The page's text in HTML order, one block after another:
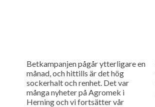
Betkampanjen pågår ytterligare en
månad, och hittills är det hög
sockerhalt och renhet. Det var
många nyheter på Agromek i
Herning och vi fortsätter vår